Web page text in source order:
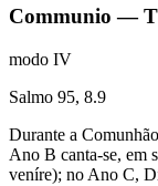
Communio —
modo IV
Salmo 95, 8.9
Durante a
Ano B canta-se, em
veníre); no Ano C,